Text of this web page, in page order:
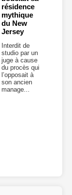
résidence
mythique
du New
Jersey
Interdit de
studio par un
juge à cause
du procès qui
l’opposait à
son ancien
manage...